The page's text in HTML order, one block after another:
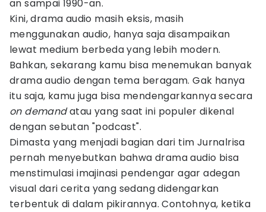
an sampai 1990-an.
Kini, drama audio masih eksis, masih
menggunakan audio, hanya saja disampaikan
lewat medium berbeda yang lebih modern.
Bahkan, sekarang kamu bisa menemukan banyak
drama audio dengan tema beragam. Gak hanya
itu saja, kamu juga bisa mendengarkannya secara
on demandatau yang saat ini populer dikenal
dengan sebutan "podcast".
Dimasta yang menjadi bagian dari tim Jurnalrisa
pernah menyebutkan bahwa drama audio bisa
menstimulasi imajinasi pendengar agar adegan
visual dari cerita yang sedang didengarkan
terbentuk di dalam pikirannya. Contohnya, ketika